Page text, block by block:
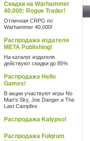
Скидки на Warhammer
40,000: Rogue Trader!
Отличная CRPG по
Warhammer 40,000!
Распродажа издателя
META Publishing!
На каталог издателя
действуют скидки до 85%
Распродажа Hello
Games!
В акции участвуют игры No
Man's Sky, Joe Danger и The
Last Campfire
Распродажа Kalypso!
Распродажа Fulqrum